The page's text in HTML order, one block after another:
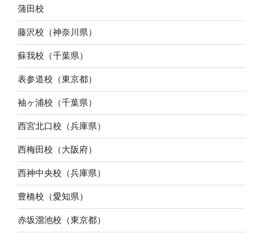
蒲田校
藤沢校（神奈川県）
蘇我校（千葉県）
表参道校（東京都）
袖ヶ浦校（千葉県）
西宮北口校（兵庫県）
西梅田校（大阪府）
西神中央校（兵庫県）
豊橋校（愛知県）
赤坂溜池校（東京都）